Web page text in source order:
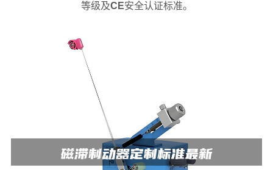
等级及CE安全认证标准。